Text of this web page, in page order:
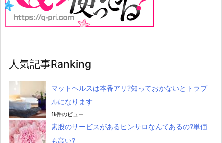
人気記事Ranking
マットヘルスは本番アリ?知っておかないとトラブ
ルになります
1k件のビュー
素股のサービスがあるピンサロなんてあるの?単価
も高い?